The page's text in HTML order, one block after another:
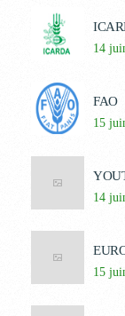
14
FAO
15
14
15